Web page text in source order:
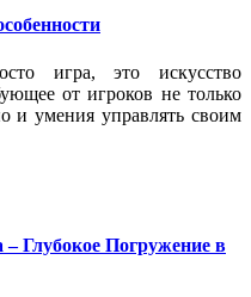
игра, это искусство
от игроков не только
и умения управлять своим
Глубокое Погружение в